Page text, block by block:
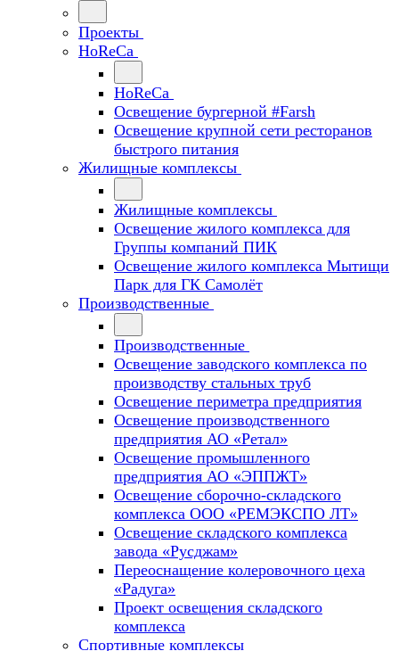
Проекты
HoReCa
HoReCa
Освещение бургерной #Farsh
Освещение крупной сети ресторанов
быстрого питания
Жилищные комплексы
Жилищные комплексы
Освещение жилого комплекса для
Группы компаний ПИК
Освещение жилого комплекса Мытищи
Парк для ГК Самолёт
Производственные
Производственные
Освещение заводского комплекса по
производству стальных труб
Освещение периметра предприятия
Освещение производственного
предприятия АО «Ретал»
Освещение промышленного
предприятия АО «ЭППЖТ»
Освещение сборочно-складского
комплекса ООО «РЕМЭКСПО ЛТ»
Освещение складского комплекса
завода «Русджам»
Переоснащение колеровочного цеха
«Радуга»
Проект освещения складского
комплекса
Спортивные комплексы